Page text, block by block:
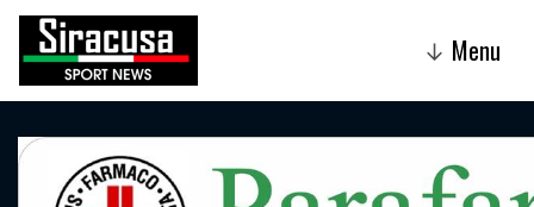
↓ Menu